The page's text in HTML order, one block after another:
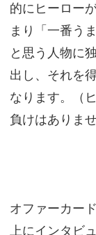
的にヒーロー
まり「一番う
と思う人物に
出し、それを
なります。（
負けはありませ
オファーカー
上にインタビ